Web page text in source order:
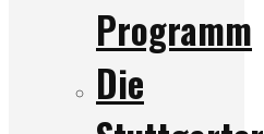
Programm
Die